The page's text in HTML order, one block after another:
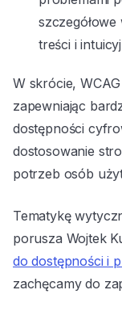
treści i
W skrócie,
zapewniając
dostępności
dostosowanie
potrzeb osób
Tematykę
porusza Wojtek
do dostępności i
zachęcamy do